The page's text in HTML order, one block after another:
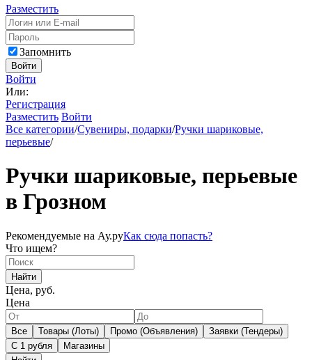
Разместить
Запомнить
Войти
Войти
Или:
Регистрация
Разместить Войти
Все категории/Сувениры, подарки/Ручки шариковые,
перьевые/
Ручки шариковые, перьевые
в Грозном
Рекомендуемые на Ау.руКак сюда попасть?
Что ищем?
Найти
Цена, руб.
Цена
Все Товары (Лоты) Промо (Объявления)
Заявки (Тендеры)
С 1 рубля
Магазины